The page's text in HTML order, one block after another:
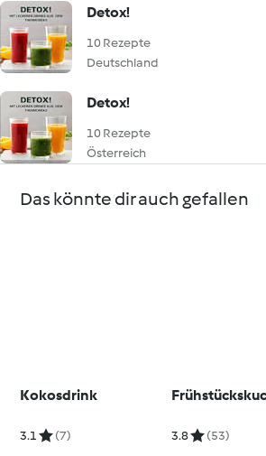
Detox!
10 Rezepte
Deutschland
Detox!
10 Rezepte
Österreich
Das könnte dir auch gefallen
Kokosdrink
3.1 (7) 3.8 (53)